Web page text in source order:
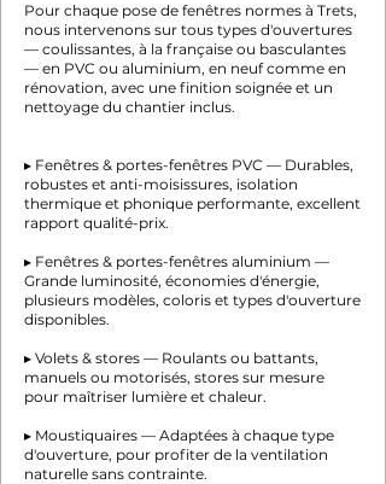
Pour chaque pose de fenêtres normes à Trets,
nous intervenons sur tous types d'ouvertures
— coulissantes, à la française ou basculantes
— en PVC ou aluminium, en neuf comme en
rénovation, avec une finition soignée et un
nettoyage du chantier inclus.
▸ Fenêtres & portes-fenêtres PVC — Durables,
robustes et anti-moisissures, isolation
thermique et phonique performante, excellent
rapport qualité-prix.
▸ Fenêtres & portes-fenêtres aluminium —
Grande luminosité, économies d'énergie,
plusieurs modèles, coloris et types d'ouverture
disponibles.
▸ Volets & stores — Roulants ou battants,
manuels ou motorisés, stores sur mesure
pour maîtriser lumière et chaleur.
▸ Moustiquaires — Adaptées à chaque type
d'ouverture, pour profiter de la ventilation
naturelle sans contrainte.